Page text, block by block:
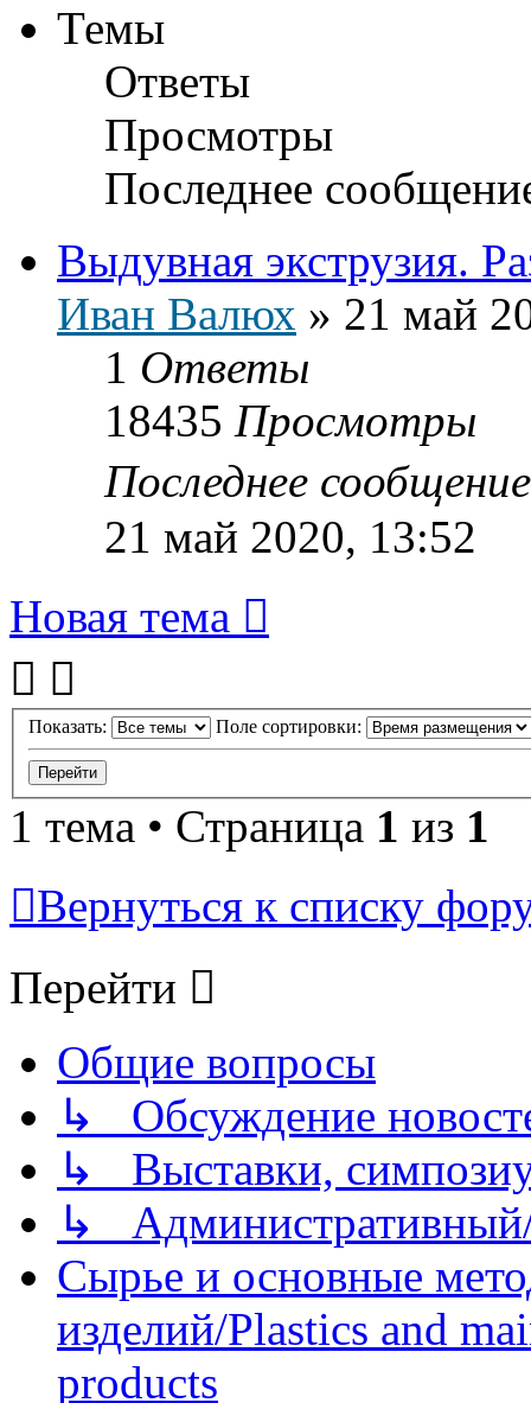
Темы
Ответы
Просмотры
Последнее
Выдувная экструзия.
Иван Валюх » 21 май
1 Ответы
18435 Просмотры
Последнее
21 май 2020, 13:52
Новая тема
Показать: Поле сортировки:
1 тема • Страница 1 из 1
Вернуться к списку
Перейти
Общие вопросы
↳ Обсуждение
↳ Выставки,
↳
Сырье и основные
изделий/Plastics and
products